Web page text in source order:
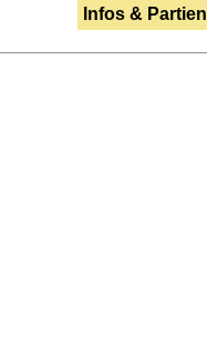
Infos & Partien